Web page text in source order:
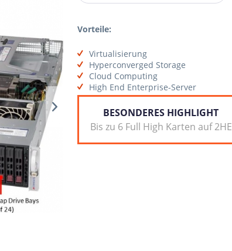
Vorteile:
Virtualisierung
Hyperconverged Storage
Cloud Computing
High End Enterprise-Server
BESONDERES HIGHLIGHT
Bis zu 6 Full High Karten auf 2HE